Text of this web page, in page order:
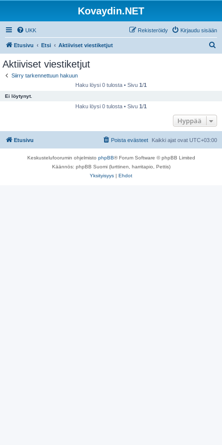
Kovaydin.NET
UKK Kirjaudu sisään
Rekisteröidy
Etusivu Etsi Aktiiviset viestiketjut
Aktiiviset viestiketjut
Siirry tarkennettuun hakuun
Haku löysi 0 tulosta • Sivu 1/1
Ei löytynyt.
Haku löysi 0 tulosta • Sivu 1/1
Hyppää
Etusivu Kaikki ajat ovat UTC+03:00
Poista evästeet
Keskustelufoorumin ohjelmisto phpBB® Forum Software © phpBB Limited
Käännös: phpBB Suomi (lurttinen, harritapio, Pettis)
Yksityisyys | Ehdot